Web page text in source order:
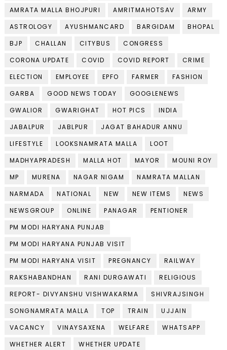
AMRATA MALLA BHOJPURI
AMRITMAHOTSAV
ARMY
ASTROLOGY
AYUSHMANCARD BARGIDAM
BHOPAL
BJP
CHALLAN CITYBUS
CONGRESS
CORONA UPDATE
COVID COVID REPORT
CRIME
ELECTION
EMPLOYEE EPFO FARMER
FASHION
GARBA
GOOD NEWS TODAY
GOOGLENEWS
GWALIOR
GWARIGHAT HOT PICS
INDIA
JABALPUR
JABLPUR
JAGAT BAHADUR ANNU
LIFESTYLE
LOOKSNAMRATA MALLA
LOOT
MADHYAPRADESH
MALLA HOT MAYOR
MOUNI ROY
MP
MURENA NAGAR NIGAM
NAMRATA MALLAN
NARMADA
NATIONAL NEW NEW ITEMS
NEWS
NEWSGROUP
ONLINE PANAGAR
PENTIONER
PM MODI HARYANA PUNJAB
PM MODI HARYANA PUNJAB VISIT
PM MODI HARYANA VISIT
PREGNANCY
RAILWAY
RAKSHABANDHAN
RANI DURGAWATI
RELIGIOUS
REPORT- DIVYANSHU VISHWAKARMA
SHIVRAJSINGH
SONGNAMRATA MALLA
TOP TRAIN
UJJAIN
VACANCY
VINAYSAXENA WELFARE
WHATSAPP
WHETHER ALERT
WHETHER UPDATE